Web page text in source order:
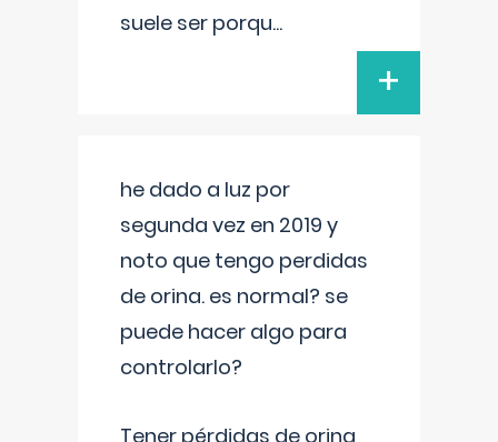
suele ser porqu...
+
he dado a luz por
segunda vez en 2019 y
noto que tengo perdidas
de orina. es normal? se
puede hacer algo para
controlarlo?
Tener pérdidas de orina